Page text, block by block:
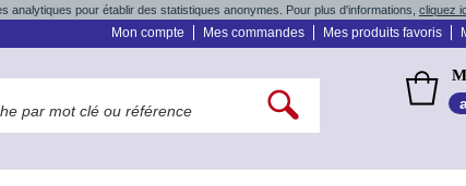
pour établir des statistiques anonymes. Pour plus d'informations, cliquez
Mon compte Mes commandes Mes produits favoris